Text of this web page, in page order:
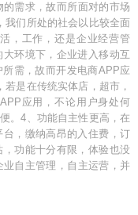
需求，故而所面对的市场
我们所处的社会以比较全面
，工作，还是企业经营管
环境下，企业进入移动互
需，故而开发电商APP应
是在传统实体店，超市，
应用，不论用户身处何
。4、功能自主性更高，在
，缴纳高昂的入住费，订
功能十分有限，体验也没
自主管理，自主运营，并